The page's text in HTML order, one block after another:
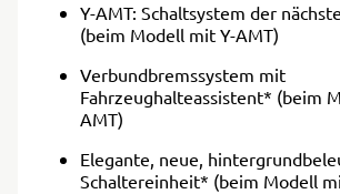
Y-AMT: Schaltsystem der
(beim Modell mit Y-AMT)
Verbundbremssystem mit
Fahrzeughalteassistent* (beim
AMT)
Elegante, neue,
Schaltereinheit* (beim Modell